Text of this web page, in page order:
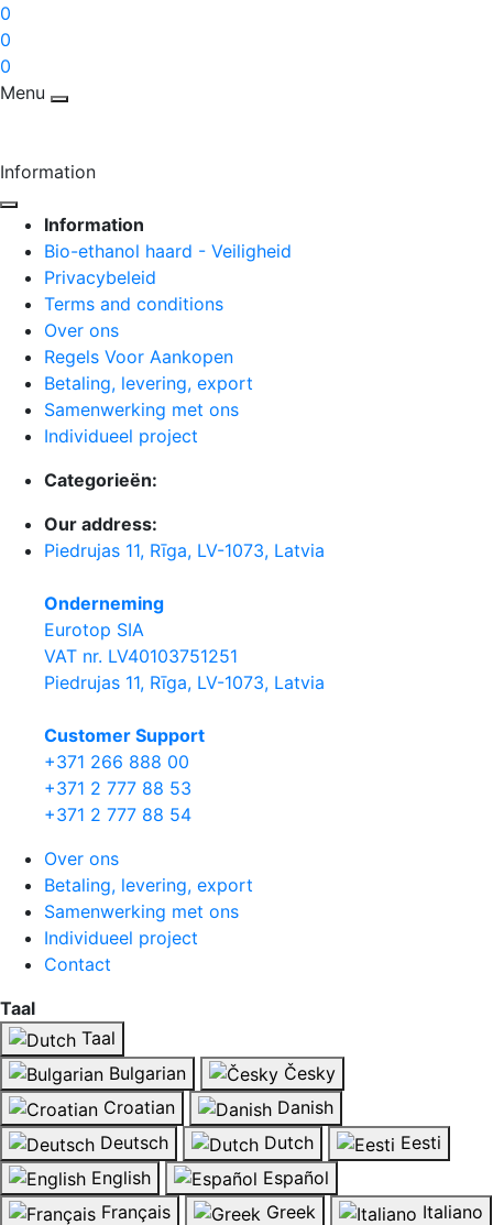
0
0
0
Menu
Information
Information
Bio-ethanol haard - Veiligheid
Privacybeleid
Terms and conditions
Over ons
Regels Voor Aankopen
Betaling, levering, export
Samenwerking met ons
Individueel project
Categorieën:
Our address:
Piedrujas 11, Rīga, LV-1073, Latvia
Onderneming
Eurotop SIA
VAT nr. LV40103751251
Piedrujas 11, Rīga, LV-1073, Latvia
Сustomer Support
+371 266 888 00
+371 2 777 88 53
+371 2 777 88 54
Over ons
Betaling, levering, export
Samenwerking met ons
Individueel project
Contact
Taal
Taal
Bulgarian
Česky
Croatian
Danish
Deutsch
Dutch
Eesti
English
Español
Français
Greek
Italiano